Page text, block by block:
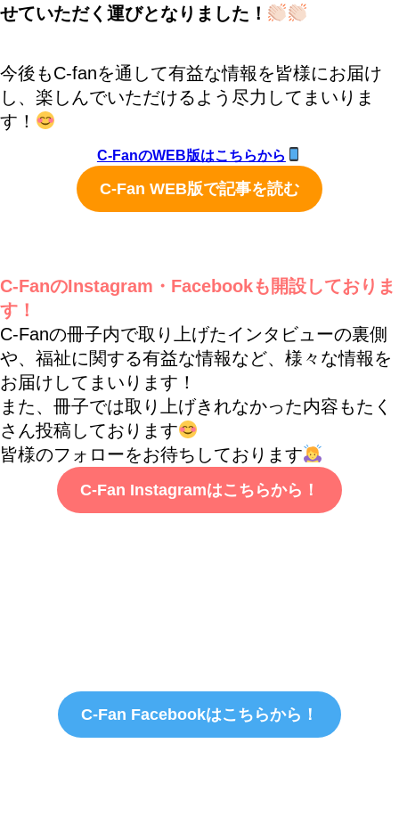
せていただく運びとなりました！
今後もC-fanを通して有益な情報を皆様にお届け
し、楽しんでいただけるよう尽力してまいりま
す！
C-FanのWEB版はこちらから
C-Fan WEB版で記事を読む
C-FanのInstagram・Facebookも開設しておりま
す！
C-Fanの冊子内で取り上げたインタビューの裏側
や、福祉に関する有益な情報など、様々な情報を
お届けしてまいります！
また、冊子では取り上げきれなかった内容もたく
さん投稿しております
皆様のフォローをお待ちしております
C-Fan Instagramはこちらから！
C-Fan Facebookはこちらから！